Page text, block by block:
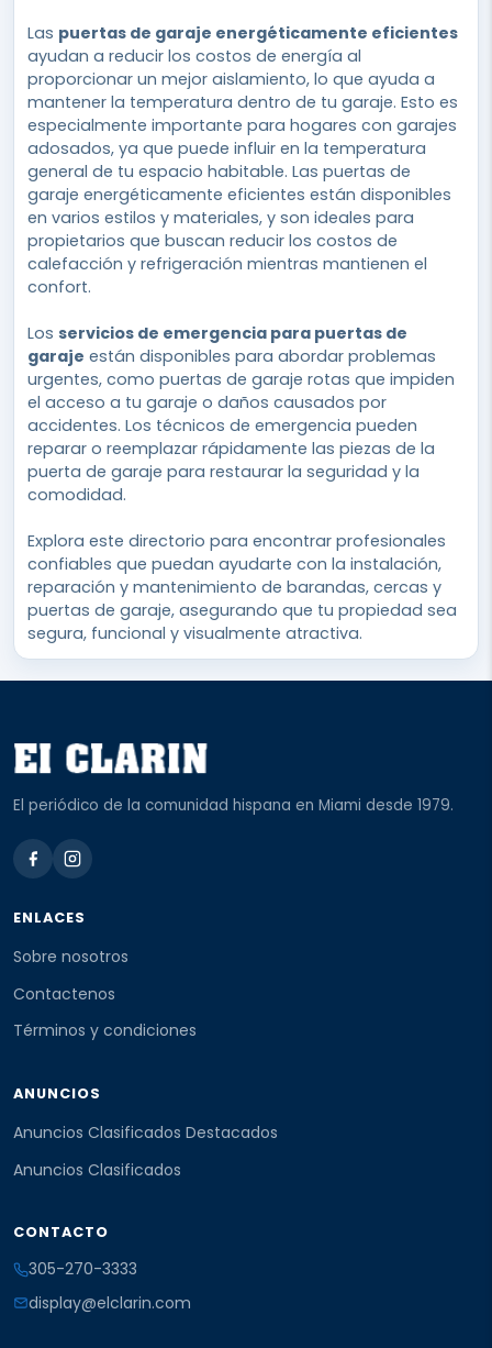
Las puertas de garaje energéticamente eficientes
ayudan a reducir los costos de energía al
proporcionar un mejor aislamiento, lo que ayuda a
mantener la temperatura dentro de tu garaje. Esto es
especialmente importante para hogares con garajes
adosados, ya que puede influir en la temperatura
general de tu espacio habitable. Las puertas de
garaje energéticamente eficientes están disponibles
en varios estilos y materiales, y son ideales para
propietarios que buscan reducir los costos de
calefacción y refrigeración mientras mantienen el
confort.
Los servicios de emergencia para puertas de
garaje están disponibles para abordar problemas
urgentes, como puertas de garaje rotas que impiden
el acceso a tu garaje o daños causados por
accidentes. Los técnicos de emergencia pueden
reparar o reemplazar rápidamente las piezas de la
puerta de garaje para restaurar la seguridad y la
comodidad.
Explora este directorio para encontrar profesionales
confiables que puedan ayudarte con la instalación,
reparación y mantenimiento de barandas, cercas y
puertas de garaje, asegurando que tu propiedad sea
segura, funcional y visualmente atractiva.
El periódico de la comunidad hispana en Miami desde 1979.
ENLACES
Sobre nosotros
Contactenos
Términos y condiciones
ANUNCIOS
Anuncios Clasificados Destacados
Anuncios Clasificados
CONTACTO
305-270-3333
display@elclarin.com